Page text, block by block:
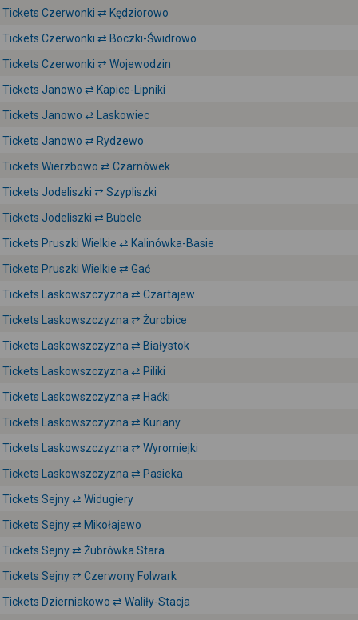
Tickets Czerwonki ⇄ Kędziorowo
Tickets Czerwonki ⇄ Boczki-Świdrowo
Tickets Czerwonki ⇄ Wojewodzin
Tickets Janowo ⇄ Kapice-Lipniki
Tickets Janowo ⇄ Laskowiec
Tickets Janowo ⇄ Rydzewo
Tickets Wierzbowo ⇄ Czarnówek
Tickets Jodeliszki ⇄ Szypliszki
Tickets Jodeliszki ⇄ Bubele
Tickets Pruszki Wielkie ⇄ Kalinówka-Basie
Tickets Pruszki Wielkie ⇄ Gać
Tickets Laskowszczyzna ⇄ Czartajew
Tickets Laskowszczyzna ⇄ Żurobice
Tickets Laskowszczyzna ⇄ Białystok
Tickets Laskowszczyzna ⇄ Piliki
Tickets Laskowszczyzna ⇄ Haćki
Tickets Laskowszczyzna ⇄ Kuriany
Tickets Laskowszczyzna ⇄ Wyromiejki
Tickets Laskowszczyzna ⇄ Pasieka
Tickets Sejny ⇄ Widugiery
Tickets Sejny ⇄ Mikołajewo
Tickets Sejny ⇄ Żubrówka Stara
Tickets Sejny ⇄ Czerwony Folwark
Tickets Dzierniakowo ⇄ Waliły-Stacja